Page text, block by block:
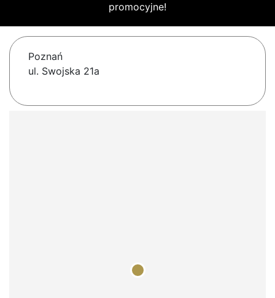
promocyjne!
Poznań
ul. Swojska 21a